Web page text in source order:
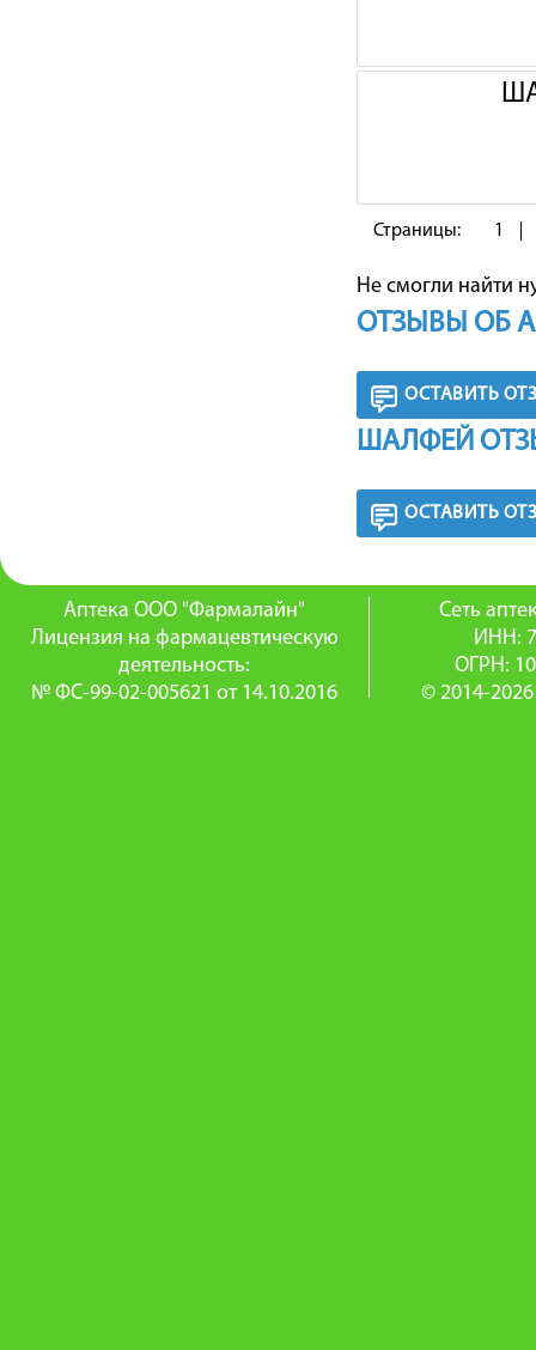
Страницы: 1
Не смогли найти
ОТЗЫВЫ ОБ
ОСТАВИТЬ
ШАЛФЕЙ
ОСТАВИТЬ
Аптека ООО "Фармалайн"
Лицензия на фармацевтическую
деятельность:
№ ФС-99-02-005621 от 14.10.2016
Сеть
ИНН:
ОГРН:
© 2014-